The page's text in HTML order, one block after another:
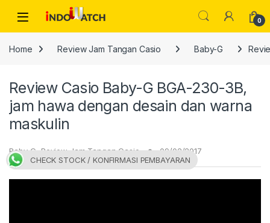
Open 0
Home Review Jam Tangan Casio Baby-G
Review Casio Baby-G BGA-230-3B,
jam hawa dengan desain dan warna
maskulin
Baby-G,Review Jam Tangan Casio 09/02/2017
CHECK STOCK / KONFIRMASI PEMBAYARAN